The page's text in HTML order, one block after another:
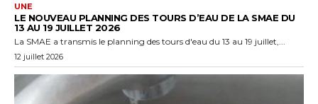
UNE
LE NOUVEAU PLANNING DES TOURS D’EAU DE LA SMAE DU
13 AU 19 JUILLET 2026
La SMAE a transmis le planning des tours d'eau du 13 au 19 juillet,...
12 juillet 2026